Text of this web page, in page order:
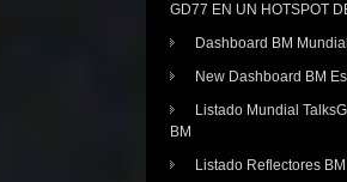
GD77 EN UN HOTSPOT
Dashboard BM
New Dashboard BM
Listado Mundial
BM
Listado Reflectores BM